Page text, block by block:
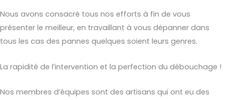
Nous avons consacré tous nos efforts à fin de vous
présenter le meilleur, en travaillant à vous dépanner dans
tous les cas des pannes quelques soient leurs genres.
La rapidité de l’intervention et la perfection du débouchage !
Nos membres d’équipes sont des artisans qui ont eu des